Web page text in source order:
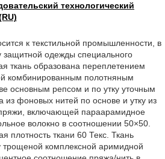
технологический
к текстильной промышленности, в
защитной одежды специального
ткань образована переплетением
комбинированным полотняным
основным репсом и по утку уточным
из фоновых нитей по основе и утку из
включающей параарамидное
волокно в соотношении 50×50.
плотность ткани 60 Текс. Ткань
трощеной комплексной аримидной